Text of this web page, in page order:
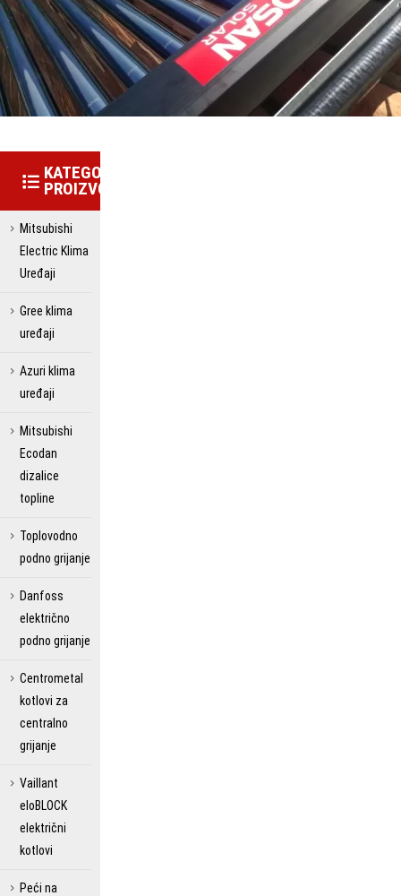
KATEGORIJE
PROIZVODA
Mitsubishi
Electric Klima
Uređaji
Gree klima
uređaji
Azuri klima
uređaji
Mitsubishi
Ecodan
dizalice
topline
Toplovodno
podno grijanje
Danfoss
električno
podno grijanje
Centrometal
kotlovi za
centralno
grijanje
Vaillant
eloBLOCK
električni
kotlovi
Peći na